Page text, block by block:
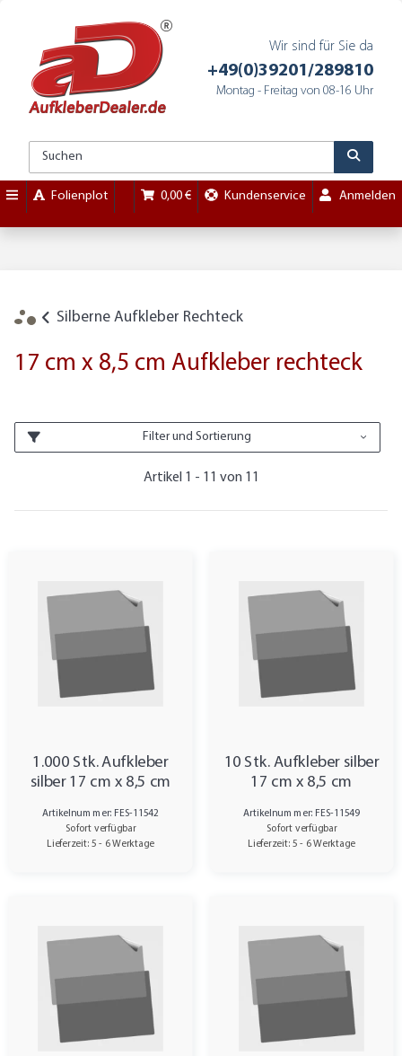
Wir sind für Sie da
+49(0)39201/289810
Montag - Freitag von 08-16 Uhr
Folienplot 0,00 € Kundenservice Anmelden
Silberne Aufkleber Rechteck
17 cm x 8,5 cm Aufkleber rechteck
Filter und Sortierung
Artikel 1 - 11 von 11
1.000 Stk. Aufkleber
silber 17 cm x 8,5 cm
Artikelnummer: FES-11542
Sofort verfügbar
Lieferzeit: 5 - 6 Werktage
10 Stk. Aufkleber silber
17 cm x 8,5 cm
Artikelnummer: FES-11549
Sofort verfügbar
Lieferzeit: 5 - 6 Werktage